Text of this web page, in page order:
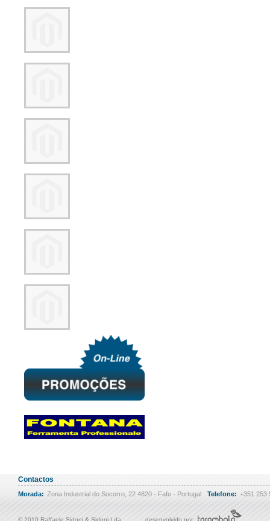
Contactos
Morada: Zona Industrial do Socorro, 22 4820 - Fafe - Portugal Telefone: +351 253
© 2010 Raffaele Sidoni & Sidoni Lda desenvolvido por: